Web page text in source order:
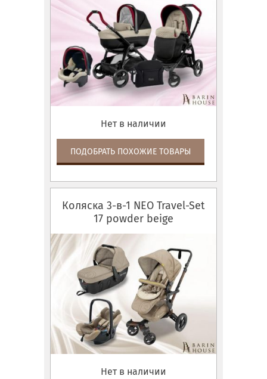
Нет в наличии
ПОДОБРАТЬ ПОХОЖИЕ ТОВАРЫ
Коляска 3-в-1 NEO Travel-Set
17 powder beige
Нет в наличии